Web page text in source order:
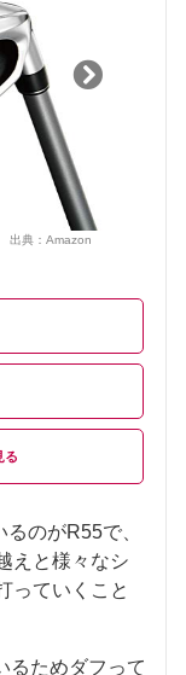
出典： Amazon
のがR55で、
えと様々なシ
っていくこと
るためダフって